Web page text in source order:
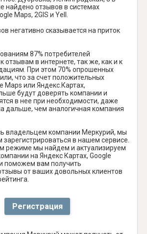
найдено отзывов в системах
Maps, 2GIS и Yell.
негативно сказывается на приток
87% потребителей
отзывам в интернете, так же, как и к
При этом 70% опрошенных
что за счет положительных
Maps или Яндекс.Картах,
будут доверять компании и
в нее при необходимости, даже
дальше, чем аналогичная компания
владельцем компании Меркурий, мы
в нашем сервисе.
режиме мы найдем и актуализируем
на Яндекс Картах, Google
и поможем вам получить
от ваших довольных клиентов
Регистрация